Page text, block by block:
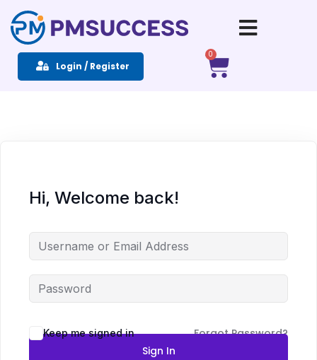
Login / Register
0
Hi, Welcome back!
Keep me signed in
Forgot Password?
Sign In
Sign in Sign up
Sign in
Remember me Lost your password?